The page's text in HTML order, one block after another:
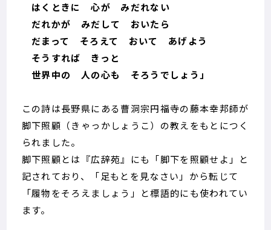
はくときに 心が みだれない
だれかが みだして おいたら
だまって そろえて おいて あげよう
そうすれば きっと
世界中の 人の心も そろうでしょう」
この詩は長野県にある曹洞宗円福寺の藤本幸邦師が
脚下照顧（きゃっかしょうこ）の教えをもとにつく
られました。
脚下照顧とは『広辞苑』にも「脚下を照顧せよ」と
記されており、「足もとを見なさい」から転じて
「履物をそろえましょう」と標語的にも使われてい
ます。